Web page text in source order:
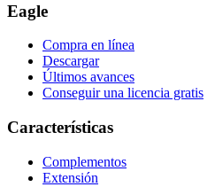
Eagle
Compra en línea
Descargar
Últimos avances
Conseguir una licencia gratis
Características
Complementos
Extensión